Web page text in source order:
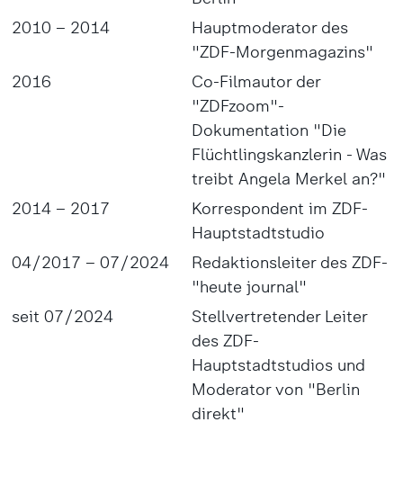
2010 – 2014
Hauptmoderator des
"ZDF-Morgenmagazins"
2016
Co-Filmautor der
"ZDFzoom"-
Dokumentation "Die
Flüchtlingskanzlerin - Was
treibt Angela Merkel an?"
2014 – 2017
Korrespondent im ZDF-
Hauptstadtstudio
04/2017 – 07/2024
Redaktionsleiter des ZDF-
"heute journal"
seit 07/2024
Stellvertretender Leiter
des ZDF-
Hauptstadtstudios und
Moderator von "Berlin
direkt"